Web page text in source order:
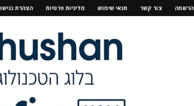
הרשמה צור קשר תנאי שימוש מדיניות פרטיות הצהרת